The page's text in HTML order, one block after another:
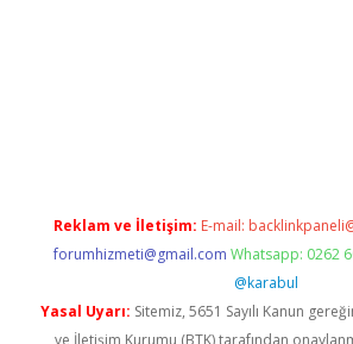
Reklam ve İletişim: E-mail:
forumhizmeti@gmail.com Whatsapp: 0262
@karabul
Yasal Uyarı: Sitemiz, 5651 Sayılı Kanun
ve İletişim Kurumu (BTK) tarafından